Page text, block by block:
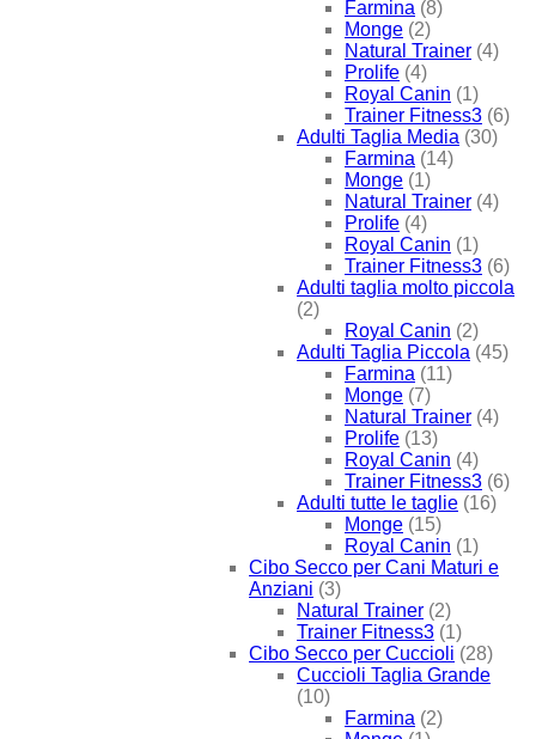
Farmina (8)
Monge (2)
Natural Trainer (4)
Prolife (4)
Royal Canin (1)
Trainer Fitness3 (6)
Adulti Taglia Media (30)
Farmina (14)
Monge (1)
Natural Trainer (4)
Prolife (4)
Royal Canin (1)
Trainer Fitness3 (6)
Adulti taglia molto piccola
(2)
Royal Canin (2)
Adulti Taglia Piccola (45)
Farmina (11)
Monge (7)
Natural Trainer (4)
Prolife (13)
Royal Canin (4)
Trainer Fitness3 (6)
Adulti tutte le taglie (16)
Monge (15)
Royal Canin (1)
Cibo Secco per Cani Maturi e
Anziani (3)
Natural Trainer (2)
Trainer Fitness3 (1)
Cibo Secco per Cuccioli (28)
Cuccioli Taglia Grande
(10)
Farmina (2)